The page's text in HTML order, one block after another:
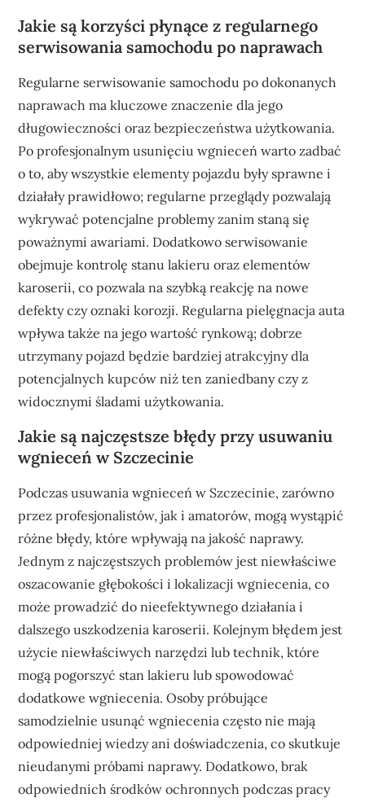
Jakie są korzyści płynące z regularnego
serwisowania samochodu po naprawach
Regularne serwisowanie samochodu po dokonanych
naprawach ma kluczowe znaczenie dla jego
długowieczności oraz bezpieczeństwa użytkowania.
Po profesjonalnym usunięciu wgnieceń warto zadbać
o to, aby wszystkie elementy pojazdu były sprawne i
działały prawidłowo; regularne przeglądy pozwalają
wykrywać potencjalne problemy zanim staną się
poważnymi awariami. Dodatkowo serwisowanie
obejmuje kontrolę stanu lakieru oraz elementów
karoserii, co pozwala na szybką reakcję na nowe
defekty czy oznaki korozji. Regularna pielęgnacja auta
wpływa także na jego wartość rynkową; dobrze
utrzymany pojazd będzie bardziej atrakcyjny dla
potencjalnych kupców niż ten zaniedbany czy z
widocznymi śladami użytkowania.
Jakie są najczęstsze błędy przy usuwaniu
wgnieceń w Szczecinie
Podczas usuwania wgnieceń w Szczecinie, zarówno
przez profesjonalistów, jak i amatorów, mogą wystąpić
różne błędy, które wpływają na jakość naprawy.
Jednym z najczęstszych problemów jest niewłaściwe
oszacowanie głębokości i lokalizacji wgniecenia, co
może prowadzić do nieefektywnego działania i
dalszego uszkodzenia karoserii. Kolejnym błędem jest
użycie niewłaściwych narzędzi lub technik, które
mogą pogorszyć stan lakieru lub spowodować
dodatkowe wgniecenia. Osoby próbujące
samodzielnie usunąć wgniecenia często nie mają
odpowiedniej wiedzy ani doświadczenia, co skutkuje
nieudanymi próbami naprawy. Dodatkowo, brak
odpowiednich środków ochronnych podczas pracy